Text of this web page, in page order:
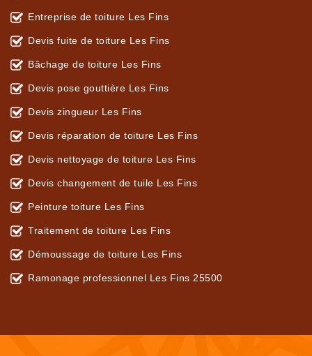
Entreprise de toiture Les Fins
Devis fuite de toiture Les Fins
Bâchage de toiture Les Fins
Devis pose gouttière Les Fins
Devis zingueur Les Fins
Devis réparation de toiture Les Fins
Devis nettoyage de toiture Les Fins
Devis changement de tuile Les Fins
Peinture toiture Les Fins
Traitement de toiture Les Fins
Démoussage de toiture Les Fins
Ramonage professionnel Les Fins 25500